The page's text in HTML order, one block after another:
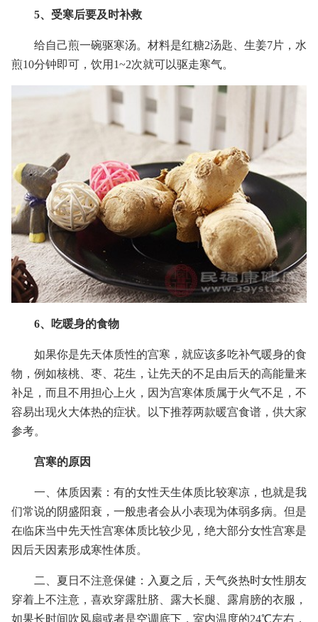
5、受寒后要及时补救
给自己煎一碗驱寒汤。材料是红糖2汤匙、生姜7片，水
煎10分钟即可，饮用1~2次就可以驱走寒气。
6、吃暖身的食物
如果你是先天体质性的宫寒，就应该多吃补气暖身的食
物，例如核桃、枣、花生，让先天的不足由后天的高能量来
补足，而且不用担心上火，因为宫寒体质属于火气不足，不
容易出现火大体热的症状。以下推荐两款暖宫食谱，供大家
参考。
宫寒的原因
一、体质因素：有的女性天生体质比较寒凉，也就是我
们常说的阴盛阳衰，一般患者会从小表现为体弱多病。但是
在临床当中先天性宫寒体质比较少见，绝大部分女性宫寒是
因后天因素形成寒性体质。
二、夏日不注意保健：入夏之后，天气炎热时女性朋友
穿着上不注意，喜欢穿露肚脐、露大长腿、露肩膀的衣服，
如果长时间吹风扇或者是空调底下，室内温度的24℃左右，